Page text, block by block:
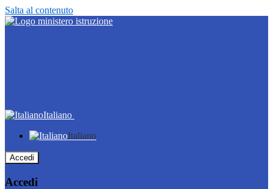
Salta al contenuto
Italiano
Italiano
Accedi
Accedi